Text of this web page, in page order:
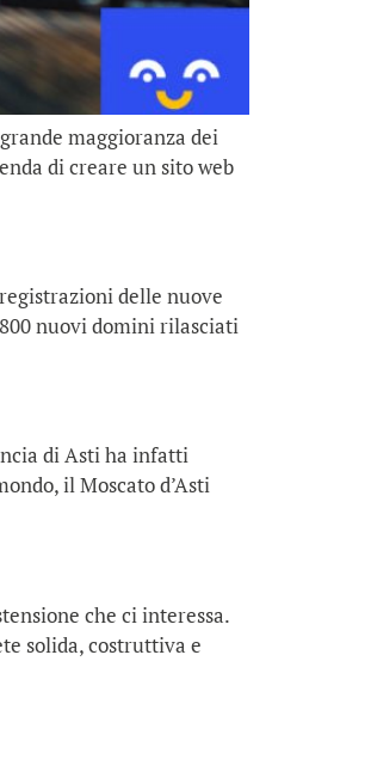
maggioranza dei
di creare un sito web
delle nuove
nuovi domini rilasciati
di Asti ha infatti
il Moscato d’Asti
che ci interessa.
solida, costruttiva e